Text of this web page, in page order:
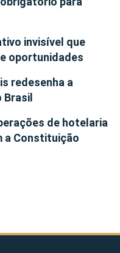
invisível que
oportunidades
redesenha a
Brasil
de hotelaria
a Constituição